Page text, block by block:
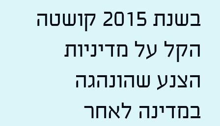
בשנת 2015 קושטה
הקל על מדיניות
הצנע שהונהגה
במדינה לאחר